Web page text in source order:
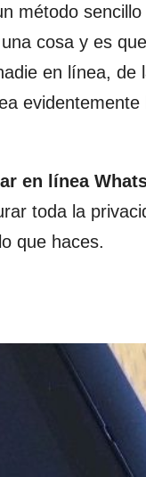
método
cosa y es
en línea, de
en línea
toda la
que haces.